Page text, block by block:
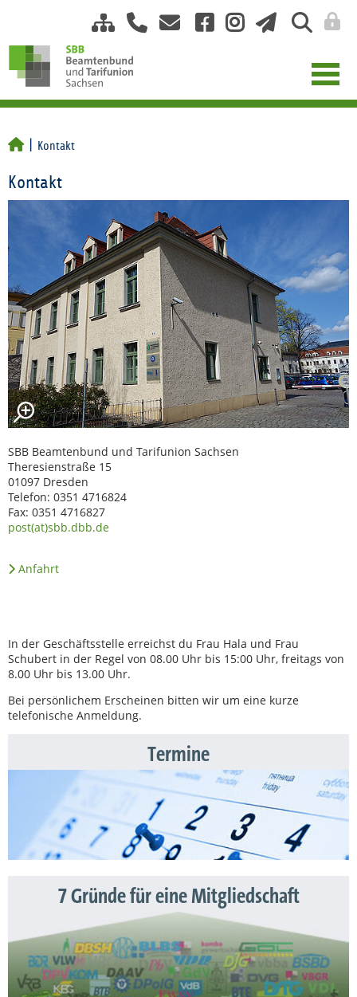
Kontakt
Kontakt
SBB Beamtenbund und Tarifunion Sachsen
Theresienstraße 15
01097 Dresden
Telefon: 0351 4716824
Fax: 0351 4716827
post(at)sbb.dbb.de
Anfahrt
In der Geschäftsstelle erreichst du Frau Hala und Frau
Schubert in der Regel von 08.00 Uhr bis 15:00 Uhr, freitags von
8.00 Uhr bis 13.00 Uhr.
Bei persönlichem Erscheinen bitten wir um eine kurze
telefonische Anmeldung.
Termine
7 Gründe für eine Mitgliedschaft